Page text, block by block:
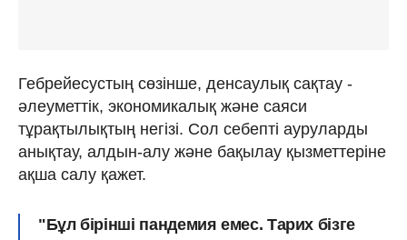
Гебрейесустың сөзінше, денсаулық сақтау -
әлеуметтік, экономикалық және саяси
тұрақтылықтың негізі. Сол себепті ауруларды
анықтау, алдын-алу және бақылау қызметтеріне
ақша салу қажет.
"Бұл бірінші пандемия емес. Тарих бізге